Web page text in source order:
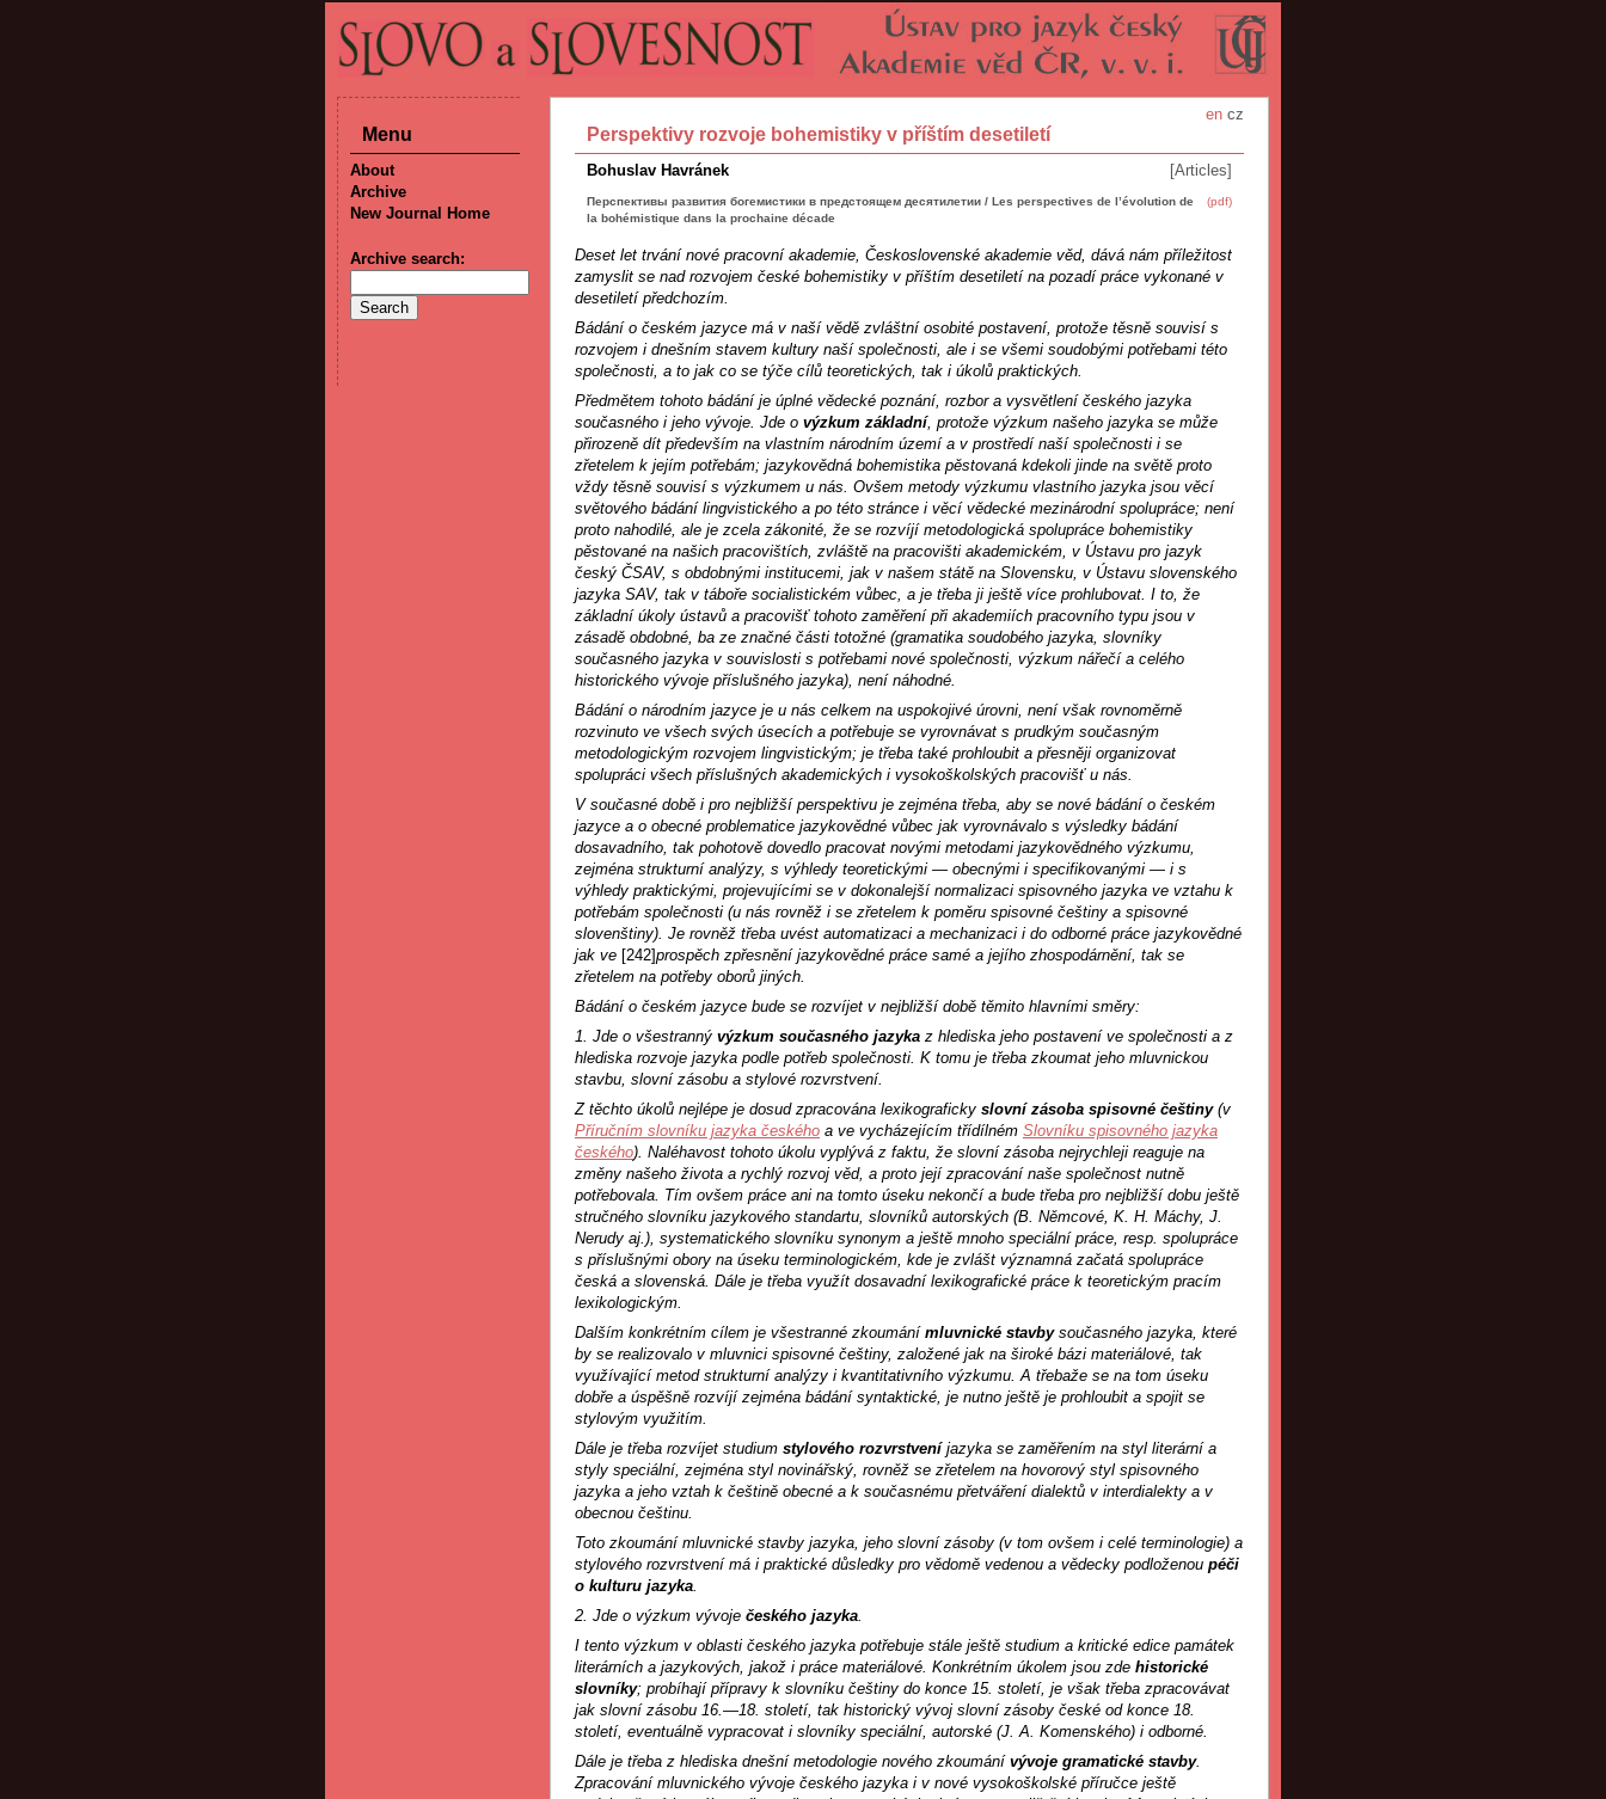
en cz
Perspektivy rozvoje bohemistiky v příštím desetiletí
Bohuslav Havránek [Articles]
(pdf)
Перспективы развития богемистики в предстоящем десятилетии / Les perspectives de l’évolution de
la bohémistique dans la prochaine décade
Deset let trvání nové pracovní akademie, Československé akademie věd, dává nám příležitost
zamyslit se nad rozvojem české bohemistiky v příštím desetiletí na pozadí práce vykonané v
desetiletí předchozím.
Bádání o českém jazyce má v naší vědě zvláštní osobité postavení, protože těsně souvisí s
rozvojem i dnešním stavem kultury naší společnosti, ale i se všemi soudobými potřebami této
společnosti, a to jak co se týče cílů teoretických, tak i úkolů praktických.
Předmětem tohoto bádání je úplné vědecké poznání, rozbor a vysvětlení českého jazyka
současného i jeho vývoje. Jde o výzkum základní, protože výzkum našeho jazyka se může
přirozeně dít především na vlastním národním území a v prostředí naší společnosti i se
zřetelem k jejím potřebám; jazykovědná bohemistika pěstovaná kdekoli jinde na světě proto
vždy těsně souvisí s výzkumem u nás. Ovšem metody výzkumu vlastního jazyka jsou věcí
světového bádání lingvistického a po této stránce i věcí vědecké mezinárodní spolupráce; není
proto nahodilé, ale je zcela zákonité, že se rozvíjí metodologická spolupráce bohemistiky
pěstované na našich pracovištích, zvláště na pracovišti akademickém, v Ústavu pro jazyk
český ČSAV, s obdobnými institucemi, jak v našem státě na Slovensku, v Ústavu slovenského
jazyka SAV, tak v táboře socialistickém vůbec, a je třeba ji ještě více prohlubovat. I to, že
základní úkoly ústavů a pracovišť tohoto zaměření při akademiích pracovního typu jsou v
zásadě obdobné, ba ze značné části totožné (gramatika soudobého jazyka, slovníky
současného jazyka v souvislosti s potřebami nové společnosti, výzkum nářečí a celého
historického vývoje příslušného jazyka), není náhodné.
Bádání o národním jazyce je u nás celkem na uspokojivé úrovni, není však rovnoměrně
rozvinuto ve všech svých úsecích a potřebuje se vyrovnávat s prudkým současným
metodologickým rozvojem lingvistickým; je třeba také prohloubit a přesněji organizovat
spolupráci všech příslušných akademických i vysokoškolských pracovišť u nás.
V současné době i pro nejbližší perspektivu je zejména třeba, aby se nové bádání o českém
jazyce a o obecné problematice jazykovědné vůbec jak vyrovnávalo s výsledky bádání
dosavadního, tak pohotově dovedlo pracovat novými metodami jazykovědného výzkumu,
zejména strukturní analýzy, s výhledy teoretickými — obecnými i specifikovanými — i s
výhledy praktickými, projevujícími se v dokonalejší normalizaci spisovného jazyka ve vztahu k
potřebám společnosti (u nás rovněž i se zřetelem k poměru spisovné češtiny a spisovné
slovenštiny). Je rovněž třeba uvést automatizaci a mechanizaci i do odborné práce jazykovědné
jak ve [242]prospěch zpřesnění jazykovědné práce samé a jejího zhospodárnění, tak se
zřetelem na potřeby oborů jiných.
Bádání o českém jazyce bude se rozvíjet v nejbližší době těmito hlavními směry:
1. Jde o všestranný výzkum současného jazyka z hlediska jeho postavení ve společnosti a z
hlediska rozvoje jazyka podle potřeb společnosti. K tomu je třeba zkoumat jeho mluvnickou
stavbu, slovní zásobu a stylové rozvrstvení.
Z těchto úkolů nejlépe je dosud zpracována lexikograficky slovní zásoba spisovné češtiny (v
Příručním slovníku jazyka českého a ve vycházejícím třídílném Slovníku spisovného jazyka
českého). Naléhavost tohoto úkolu vyplývá z faktu, že slovní zásoba nejrychleji reaguje na
změny našeho života a rychlý rozvoj věd, a proto její zpracování naše společnost nutně
potřebovala. Tím ovšem práce ani na tomto úseku nekončí a bude třeba pro nejbližší dobu ještě
stručného slovníku jazykového standartu, slovníků autorských (B. Němcové, K. H. Máchy, J.
Nerudy aj.), systematického slovníku synonym a ještě mnoho speciální práce, resp. spolupráce
s příslušnými obory na úseku terminologickém, kde je zvlášt významná začatá spolupráce
česká a slovenská. Dále je třeba využít dosavadní lexikografické práce k teoretickým pracím
lexikologickým.
Dalším konkrétním cílem je všestranné zkoumání mluvnické stavby současného jazyka, které
by se realizovalo v mluvnici spisovné češtiny, založené jak na široké bázi materiálové, tak
využívající metod strukturní analýzy i kvantitativního výzkumu. A třebaže se na tom úseku
dobře a úspěšně rozvíjí zejména bádání syntaktické, je nutno ještě je prohloubit a spojit se
stylovým využitím.
Dále je třeba rozvíjet studium stylového rozvrstvení jazyka se zaměřením na styl literární a
styly speciální, zejména styl novinářský, rovněž se zřetelem na hovorový styl spisovného
jazyka a jeho vztah k češtině obecné a k současnému přetváření dialektů v interdialekty a v
obecnou češtinu.
Toto zkoumání mluvnické stavby jazyka, jeho slovní zásoby (v tom ovšem i celé terminologie) a
stylového rozvrstvení má i praktické důsledky pro vědomě vedenou a vědecky podloženou péči
o kulturu jazyka.
2. Jde o výzkum vývoje českého jazyka.
I tento výzkum v oblasti českého jazyka potřebuje stále ještě studium a kritické edice památek
literárních a jazykových, jakož i práce materiálové. Konkrétním úkolem jsou zde historické
slovníky; probíhají přípravy k slovníku češtiny do konce 15. století, je však třeba zpracovávat
jak slovní zásobu 16.—18. století, tak historický vývoj slovní zásoby české od konce 18.
století, eventuálně vypracovat i slovníky speciální, autorské (J. A. Komenského) i odborné.
Dále je třeba z hlediska dnešní metodologie nového zkoumání vývoje gramatické stavby.
Zpracování mluvnického vývoje českého jazyka i v nové vysokoškolské příručce ještě
Menu
About
Archive
New Journal Home
Archive search: